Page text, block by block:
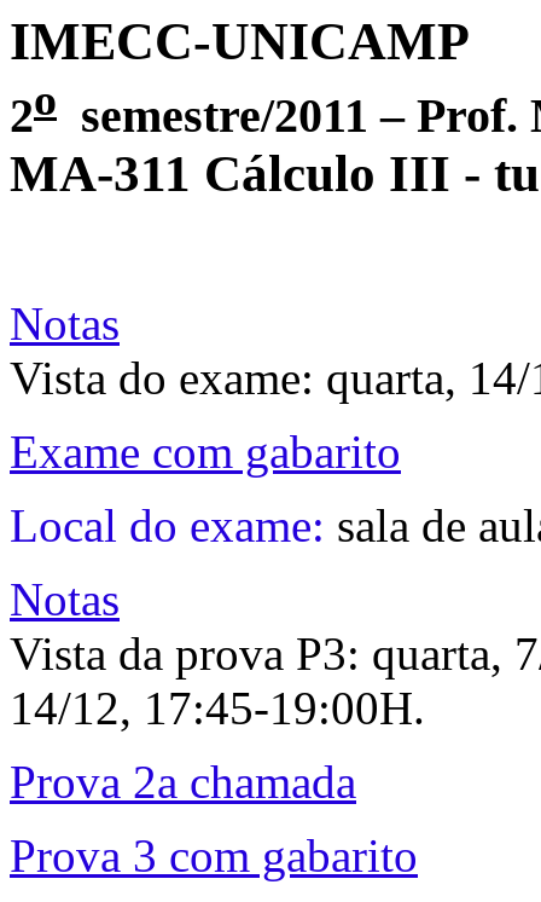
IMECC-UNICAMP
2o semestre/2011 –
MA-311 Cálculo III -
Notas
Vista do exame: quarta,
Exame com gabarito
Local do exame: sala de
Notas
Vista da prova P3: quarta,
14/12, 17:45-19:00H.
Prova 2a chamada
Prova 3 com gabarito